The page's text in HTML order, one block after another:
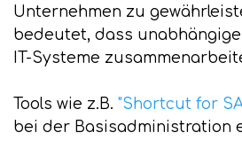
Unternehmen zu
bedeutet, dass
IT-Systeme
Tools wie z.B. "Shortcut for
bei der Basisadministration